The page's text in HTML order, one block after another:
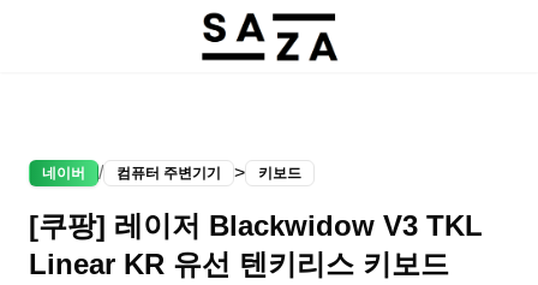
네이버 / 컴퓨터 주변기기 > 키보드
[쿠팡] 레이저 Blackwidow V3 TKL
Linear KR 유선 텐키리스 키보드